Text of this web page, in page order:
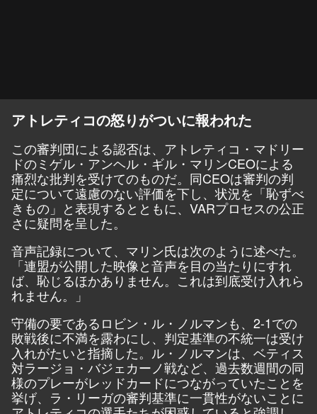
アトレティコの怒りがついに報われた
この審判団による認否は、アトレティコ・マドリー
ドのミゲル・アンヘル・ギル・マリンCEOによる
痛烈な批判を受けてのものだ。同CEOは審判の判
定について遠慮のない評価を下し、状況を「恥ずべ
きもの」と表現するとともに、VARプロセスの公正
さに疑問を呈した。
音声記録について、マリン氏は次のように述べた。
「連盟が公開した映像と音声を目の当たりにすれ
ば、恥じるほかありません。これは到底受け入れら
れません。」
守備の要であるロビン・ル・ノルマンも、2-1での
敗戦後に不満を露わにし、判定基準の不統一は受け
入れがたいと指摘した。ル・ノルマンは、ベティス
対ラージョ・バジェカーノ戦など、過去数週間の同
様のプレーがレッドカードにつながっていたことを
挙げ、ラ・リーガの審判基準に一貫性がないことに